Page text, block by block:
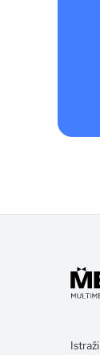
Istraži